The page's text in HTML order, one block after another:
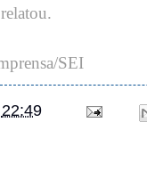
SEI
22:49